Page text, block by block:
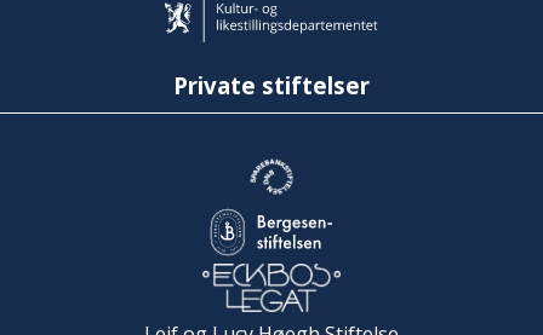
Private stiftelser